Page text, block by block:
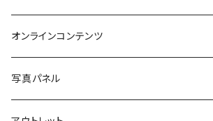
Tシャツ
バッグ
ブックカバー
オンラインコンテンツ
冒険クロストーク
写真パネル